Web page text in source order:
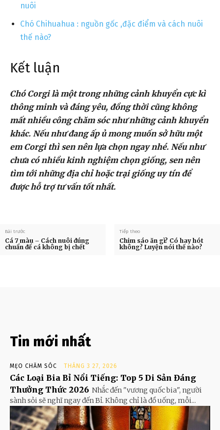
nuôi
Chó Chihuahua : nguồn gốc ,đặc điểm và cách nuôi
thế nào?
Kết luận
Chó Corgi là một trong những cảnh khuyển cực kì
thông minh và đáng yêu, đồng thời cũng không
mất nhiều công chăm sóc như những cảnh khuyển
khác. Nếu như đang ấp ủ mong muốn sở hữu một
em Corgi thì sen nên lựa chọn ngay nhé. Nếu như
chưa có nhiều kinh nghiệm chọn giống, sen nên
tìm tới những địa chỉ hoặc trại giống uy tín để
được hỗ trợ tư vấn tốt nhất.
Bài trước
Cá 7 màu – Cách nuôi đúng
chuẩn để cá không bị chết
Tiếp theo
Chim sáo ăn gì? Có hay hót
không? Luyện nói thế nào?
Tin mới nhất
MẸO CHĂM SÓC THÁNG 3 27, 2026
Các Loại Bia Bỉ Nổi Tiếng: Top 5 Di Sản Đáng
Thưởng Thức 2026 Nhắc đến "vương quốc bia", người
sành sỏi sẽ nghĩ ngay đến Bỉ. Không chỉ là đồ uống, mỗi...